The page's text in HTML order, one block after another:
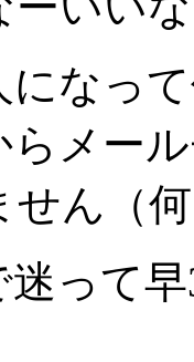
なっ
らメー
せん（何
って